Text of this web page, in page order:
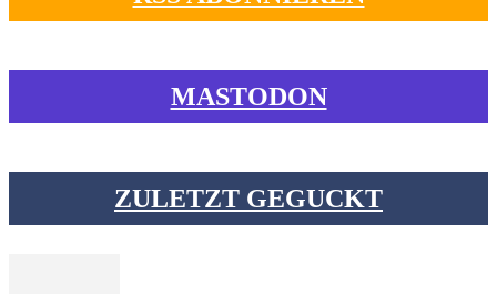
MASTODON
ZULETZT GEGUCKT